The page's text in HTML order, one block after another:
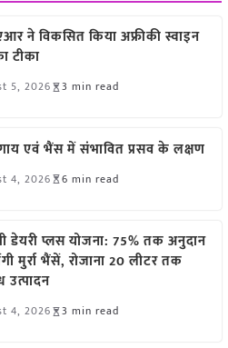
ने विकसित किया अफ्रीकी स्वाइन
टीका
5, 2026 3 min read
एवं भैंस में संभावित प्रसव के लक्षण
4, 2026 6 min read
डेयरी प्लस योजना: 75% तक अनुदान
मुर्रा भैंसें, रोजाना 20 लीटर तक
उत्पादन
4, 2026 3 min read